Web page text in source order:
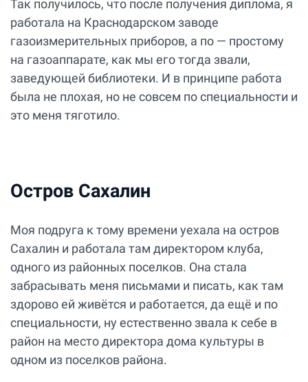
Так получилось, что после получения диплома, я
работала на Краснодарском заводе
газоизмерительных приборов, а по — простому
на газоаппарате, как мы его тогда звали,
заведующей библиотеки. И в принципе работа
была не плохая, но не совсем по специальности и
это меня тяготило.
Остров Сахалин
Моя подруга к тому времени уехала на остров
Сахалин и работала там директором клуба,
одного из районных поселков. Она стала
забрасывать меня письмами и писать, как там
здорово ей живётся и работается, да ещё и по
специальности, ну естественно звала к себе в
район на место директора дома культуры в
одном из поселков района.